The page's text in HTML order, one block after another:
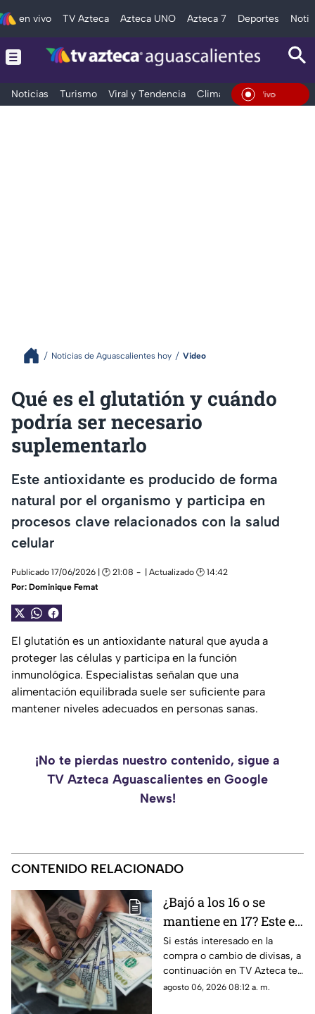
en vivo TV Azteca Azteca UNO Azteca 7 Deportes
Noticias Turismo Viral y Tendencia Clima Deportes
En Vivo
Noticias de Aguascalientes hoy Video
Qué es el glutatión y cuándo
podría ser necesario
suplementarlo
Este antioxidante es producido de forma
natural por el organismo y participa en
procesos clave relacionados con la salud
celular
Publicado 17/06/2026 | 🕑 21:08
| Actualizado 🕑 14:42
Por: Dominique Femat
El glutatión es un antioxidante natural que ayuda a
proteger las células y participa en la función
inmunológica. Especialistas señalan que una
alimentación equilibrada suele ser suficiente para
mantener niveles adecuados en personas sanas.
¡No te pierdas nuestro contenido, sigue a
TV Azteca Aguascalientes en Google
News!
CONTENIDO RELACIONADO
¿Bajó a los 16 o se
mantiene en 17? Este es
el precio del dólar en
Aguascalientes hoy 6
de agosto de 2026
Si estás interesado en la
compra o cambio de divisas, a
continuación en TV Azteca te
informamos cuál es el precio
agosto 06, 2026 08:12 a. m.